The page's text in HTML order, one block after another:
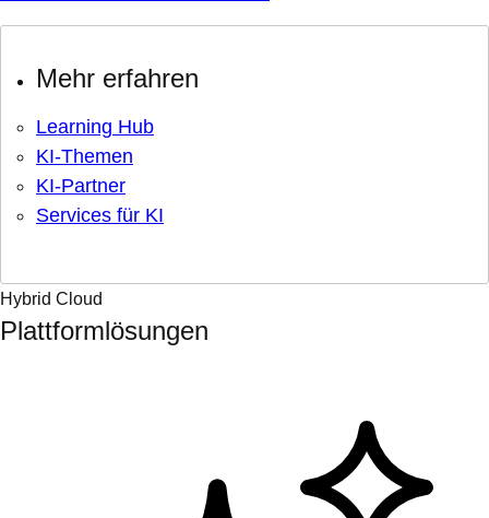
Mehr erfahren
Learning Hub
KI-Themen
KI-Partner
Services für KI
Hybrid Cloud
Plattformlösungen